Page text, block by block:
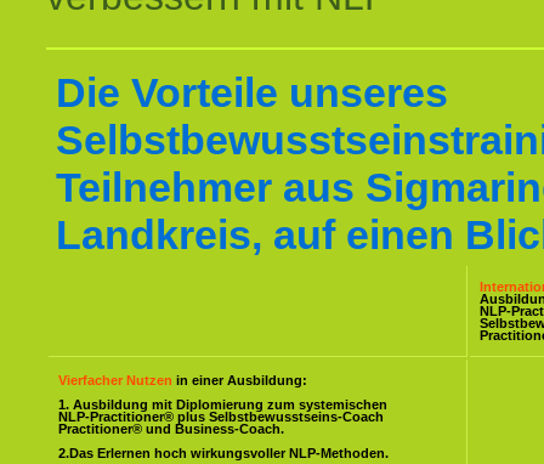
Die Vorteile unseres
Teilnehmer aus
Landkreis, auf einen
NLP-
Vierfacher Nutzen in einer Ausbildung:
1. Ausbildung mit Diplomierung zum systemischen
NLP-Practitioner® plus Selbstbewusstseins-Coach
Practitioner® und Business-Coach.
2.Das Erlernen hoch wirkungsvoller NLP-Methoden.